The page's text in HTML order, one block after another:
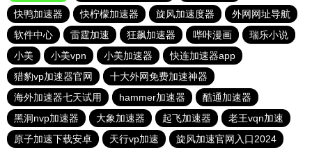
快鸭加速器
快柠檬加速器 旋风加速度器
外网网址导航
软件中心
雷霆加速 狂飙加速器 哔咔漫画
瑞乐小说
小美
小美vpn 小美加速器
快连加速器app
猎豹vp加速器官网
十大外网免费加速神器
海外加速器七天试用
hammer加速器
酷通加速器
黑洞nvp加速器
大象加速器 起飞加速器
老王vqn加速
原子加速下载安卓
天行vp加速 旋风加速官网入口2024